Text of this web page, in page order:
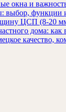
окна и
выбор, функции
ЦСП (8-20
дома: как
качество,